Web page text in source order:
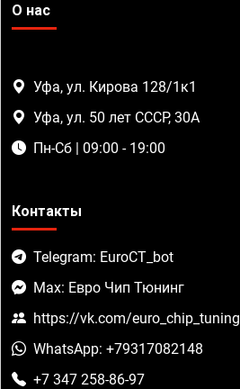
О нас
Уфа, ул. Кирова 128/1к1
Уфа, ул. 50 лет СССР, 30А
Пн-Сб | 09:00 - 19:00
Контакты
Telegram: EuroCT_bot
Max: Евро Чип Тюнинг
https://vk.com/euro_chip_tuning
WhatsApp: +79317082148
+7 347 258-86-97